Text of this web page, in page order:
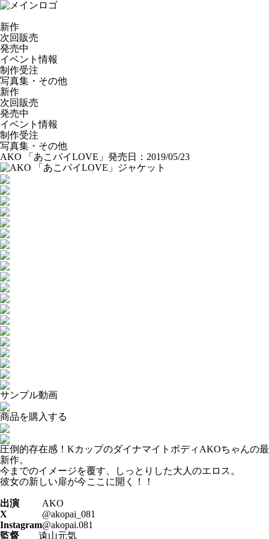
新作
次回販売
発売中
イベント情報
制作受注
写真集・その他
新作
次回販売
発売中
イベント情報
制作受注
写真集・その他
AKO 「あこパイLOVE」 発売日：2019/05/23
サンプル動画
商品を購入する
圧倒的存在感！KカップのダイナマイトボディAKOちゃんの最
新作。
今までのイメージを覆す、しっとりした大人のエロス。
彼女の新しい扉が今ここに開く！！
出演
AKO
X
@akopai_081
Instagram@akopai.081
監督
遠山元気